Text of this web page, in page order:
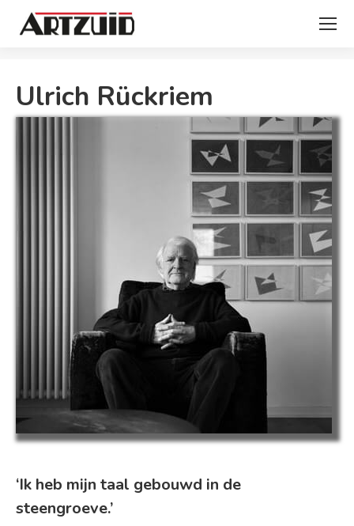
Ulrich Rückriem
‘Ik heb mijn taal gebouwd in de
steengroeve.’